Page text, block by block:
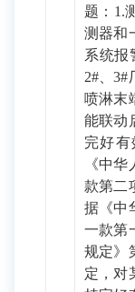
题：1.
测器和
系统报
2#、3#
喷淋末
能联动
完好有
《中
款第二
据《中
一款第
规定》
定，对